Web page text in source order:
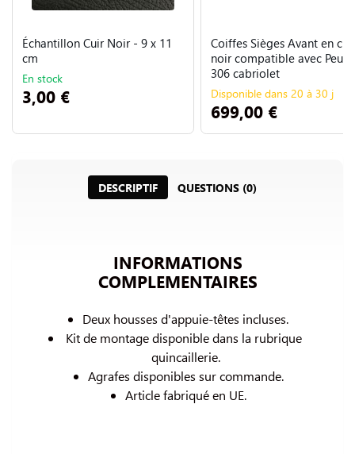
Échantillon Cuir Noir - 9 x 11
cm
En stock
3,00 €
Coiffes Sièges Avant en cuir
noir compatible avec
306 cabriolet
Disponible dans 20 à 30 j
699,00 €
DESCRIPTIF QUESTIONS (0)
INFORMATIONS
COMPLEMENTAIRES
Deux housses d'appuie-têtes incluses.
Kit de montage disponible dans la rubrique
quincaillerie.
Agrafes disponibles sur commande.
Article fabriqué en UE.